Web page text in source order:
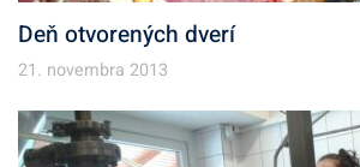
Deň otvorených dverí
21. novembra 2013